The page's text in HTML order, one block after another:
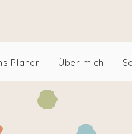
Planer Über mich